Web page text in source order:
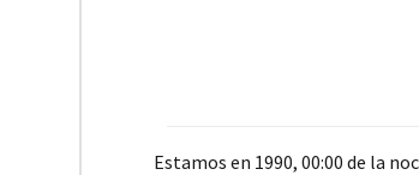
Estamos en 1990, 00:00 de la